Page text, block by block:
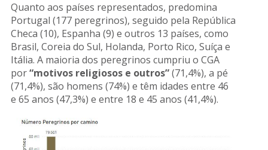
Quanto aos países representados, predomina
Portugal (177 peregrinos), seguido pela República
Checa (10), Espanha (9) e outros 13 países, como
Brasil, Coreia do Sul, Holanda, Porto Rico, Suíça e
Itália. A maioria dos peregrinos cumpriu o CGA
por“motivos religiosos e outros”(71,4%), a pé
(71,4%), são homens (74%) e têm idades entre 46
e 65 anos (47,3%) e entre 18 e 45 anos (41,4%).